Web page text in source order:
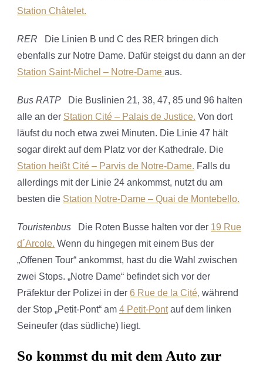
Station Châtelet.
RER
Die Linien B und C des RER bringen dich
ebenfalls zur Notre Dame. Dafür steigst du dann an der
Station Saint-Michel – Notre-Dame aus.
Bus RATP Die Buslinien 21, 38, 47, 85 und 96 halten
alle an der Station Cité – Palais de Justice. Von dort
läufst du noch etwa zwei Minuten. Die Linie 47 hält
sogar direkt auf dem Platz vor der Kathedrale. Die
Station heißt Cité – Parvis de Notre-Dame. Falls du
allerdings mit der Linie 24 ankommst, nutzt du am
besten die Station Notre-Dame – Quai de Montebello.
Touristenbus Die Roten Busse halten vor der 19 Rue
d´Arcole. Wenn du hingegen mit einem Bus der
„Offenen Tour“ ankommst, hast du die Wahl zwischen
zwei Stops. „Notre Dame“ befindet sich vor der
Präfektur der Polizei in der 6 Rue de la Cité, während
der Stop „Petit-Pont“ am 4 Petit-Pontauf dem linken
Seineufer (das südliche) liegt.
So kommst du mit dem Auto zur